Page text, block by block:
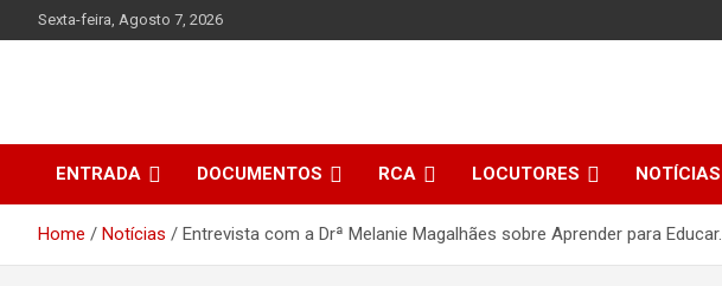
to
Sexta-feira, Agosto 7, 2026
ENTRADA DOCUMENTOS RCA LOCUTORES NOTÍCIAS
Home Notícias Entrevista com a Drª Melanie Magalhães sobre Aprender para Educar.